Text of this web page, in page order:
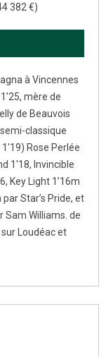
382 €)
à Vincennes
mère de
de Beauvois
semi-classique
Rose Perlée
1'18, Invincible
Key Light 1’16m
Star’s Pride, et
Sam Williams. de
Loudéac et